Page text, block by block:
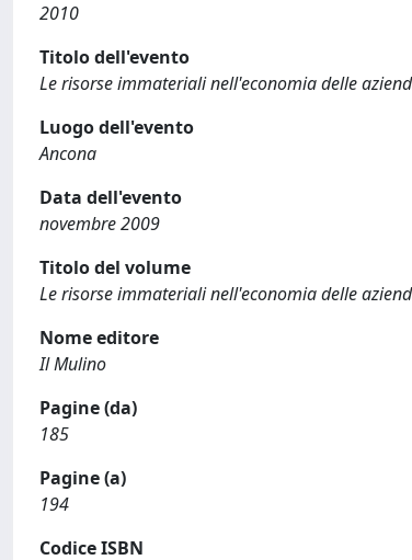
2010
Titolo dell'evento
Le risorse immateriali nell'economia delle
Luogo dell'evento
Ancona
Data dell'evento
novembre 2009
Titolo del volume
Le risorse immateriali nell'economia delle
Nome editore
Il Mulino
Pagine (da)
185
Pagine (a)
194
Codice ISBN